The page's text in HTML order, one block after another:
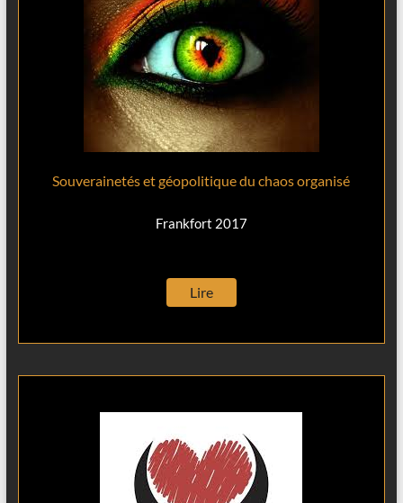
Souverainetés et géopolitique du chaos organisé
Frankfort 2017
Lire